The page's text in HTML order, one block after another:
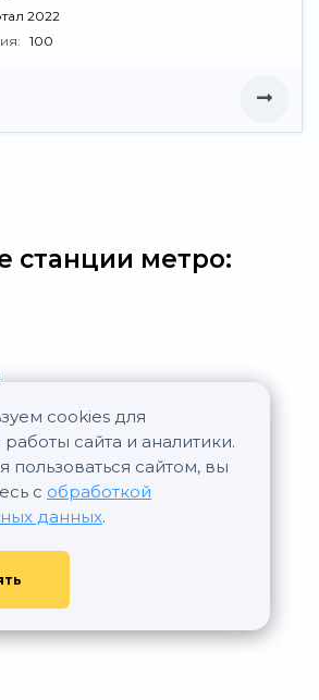
cookies для
сайта и аналитики.
пользоваться сайтом, вы
с обработкой
данных.
2022
100
станции метро: